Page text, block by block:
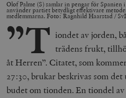
Olof Palme (S) samlar in pengar för Spanien
använder partiet betydligt effektivare
medlemmarna. Foto: Ragnhild Haarstad /
”T iondet av jorden,
trädens frukt,
åt Herren”. Citatet, som
27:30, brukar beskrivas som
budet om tionden. En tiondel